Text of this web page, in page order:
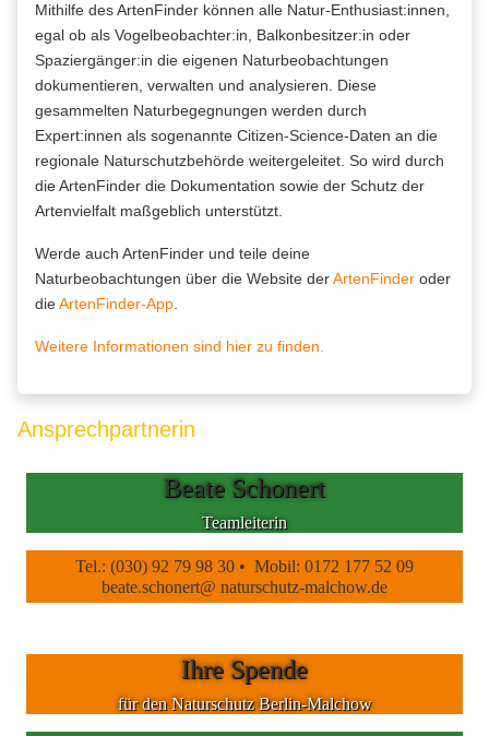
Mithilfe des ArtenFinder können alle Natur-Enthusiast:innen,
egal ob als Vogelbeobachter:in, Balkonbesitzer:in oder
Spaziergänger:in die eigenen Naturbeobachtungen
dokumentieren, verwalten und analysieren. Diese
gesammelten Naturbegegnungen werden durch
Expert:innen als sogenannte Citizen-Science-Daten an die
regionale Naturschutzbehörde weitergeleitet. So wird durch
die ArtenFinder die Dokumentation sowie der Schutz der
Artenvielfalt maßgeblich unterstützt.
Werde auch ArtenFinder und teile deine
Naturbeobachtungen über die Website derArtenFinder oder
dieArtenFinder-App
Weitere Informationen sind hier zu finden.
Ansprechpartnerin
Beate Schonert
Teamleiterin
Tel.: (030) 92 79 98 30 • Mobil: 0172 177 52 09
beate.schonert@ naturschutz-malchow.de
Ihre Spende
für den Naturschutz Berlin-Malchow